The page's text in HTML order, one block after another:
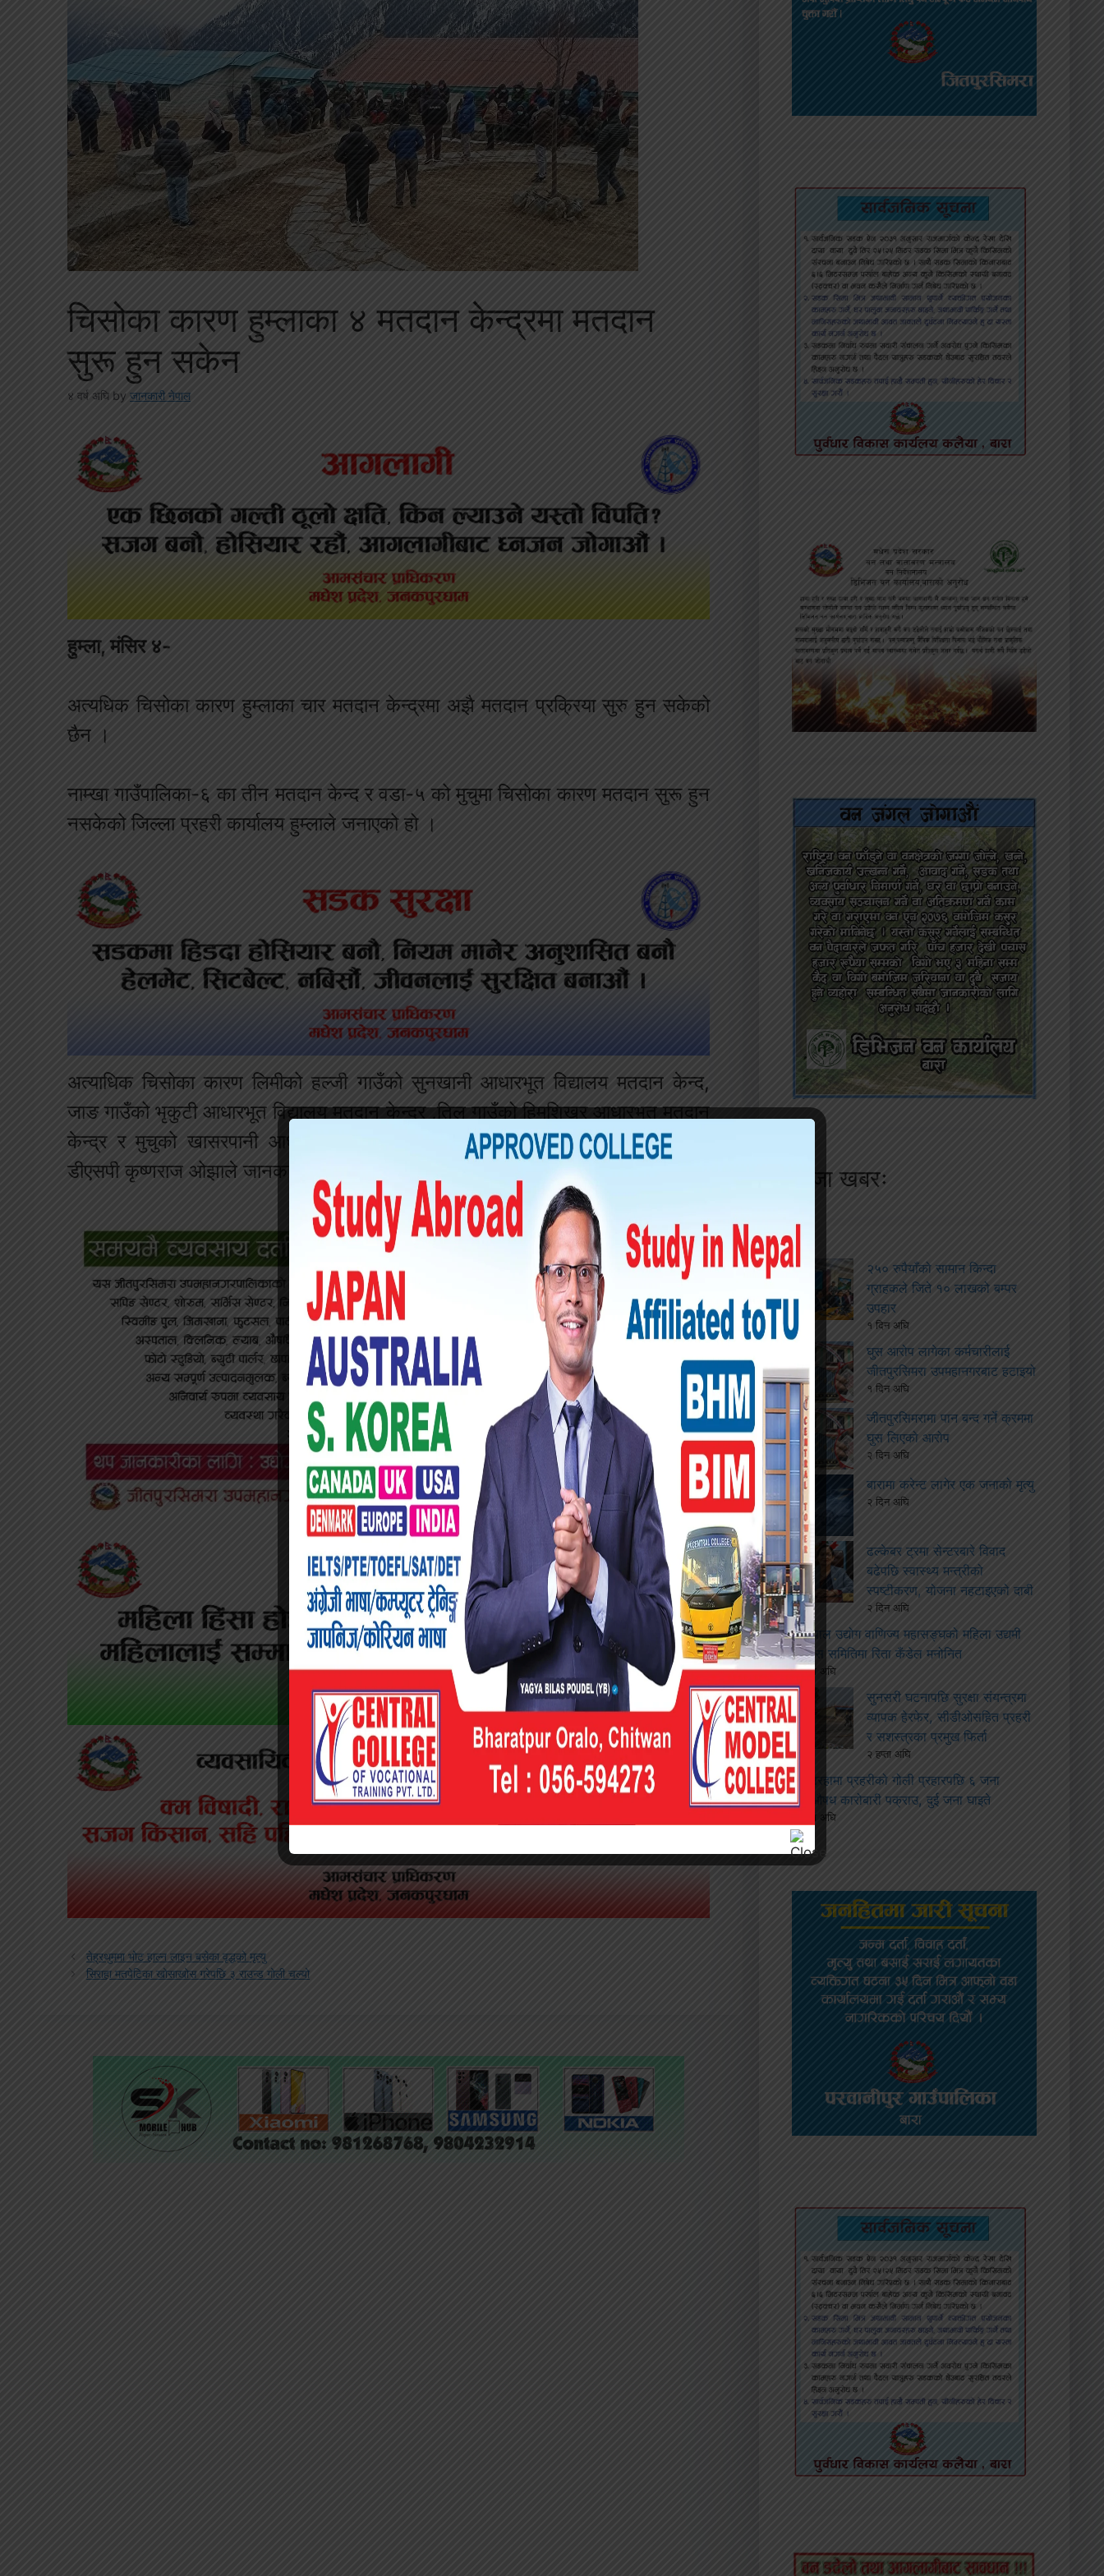
चिसोका कारण हुम्लाका ४ मतदान केन्द्रमा मतदान
सुरू हुन सकेन
४ वर्ष अघि by जानकारी नेपाल
हुम्ला, मंसिर ४-
अत्यधिक चिसोका कारण हुम्लाका चार मतदान केन्द्रमा अझै मतदान प्रक्रिया सुरु हुन सकेको
छैन ।
नाम्खा गाउँपालिका-६ का तीन मतदान केन्द र वडा-५ को मुचुमा चिसोका कारण मतदान सुरू हुन
नसकेको जिल्ला प्रहरी कार्यालय हुम्लाले जनाएको हो ।
अत्याधिक चिसोका कारण लिमीको हल्जी गाउँको सुनखानी आधारभूत विद्यालय मतदान केन्द,
जाङ गाउँको भृकुटी आधारभूत विद्यालय मतदान केन्द्र ,तिल गाउँको हिमशिखर आधारभूत मतदान
केन्द्र र मुचुको खासरपानी आधारभूत मतदान केन्द्रमा मतदान सुरु हुने नसकेको हुम्लाका
डीएसपी कृष्णराज ओझाले जानकारी दिए ।
तेह्रथुममा भोट हाल्न लाइन बसेका वृद्धको मृत्यु
सिराहा मतपेटिका खोसाखोस गरेपछि ३ राउन्ड गोली चल्यो
ताजा खबरः
२५० रुपैयाँको सामान किन्दा
ग्राहकले जिते १० लाखको बम्पर
उपहार
१ दिन अघि
घुस आरोप लागेका कर्मचारीलाई
जीतपुरसिमरा उपमहानगरबाट हटाइयो
१ दिन अघि
जीतपुरसिमरामा पान बन्द गर्ने क्रममा
घुस लिएको आरोप
२ दिन अघि
बारामा करेन्ट लागेर एक जनाको मृत्यु
२ दिन अघि
ढल्केबर ट्रमा सेन्टरबारे विवाद
बढेपछि स्वास्थ्य मन्त्रीको
स्पष्टीकरण, योजना नहटाइएको दाबी
२ दिन अघि
नेपाल उद्योग वाणिज्य महासङ्घको महिला उद्यमी
विकास समितिमा रिता कँडेल मनोनित
२ हप्ता अघि
सुनसरी घटनापछि सुरक्षा संयन्त्रमा
व्यापक हेरफेर, सीडीओसहित प्रहरी
र सशस्त्रका प्रमुख फिर्ता
२ हप्ता अघि
सिरहामा प्रहरीको गोली प्रहारपछि ६ जना
लागूऔषध कारोबारी पक्राउ, दुई जना घाइते
२ हप्ता अघि